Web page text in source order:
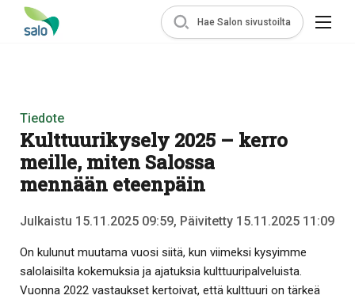
Hae Salon sivustoilta
Tiedote
Kulttuurikysely 2025 – kerro
meille, miten Salossa
mennään eteenpäin
Julkaistu 15.11.2025 09:59, Päivitetty 15.11.2025 11:09
On kulunut muutama vuosi siitä, kun viimeksi kysyimme
salolaisilta kokemuksia ja ajatuksia kulttuuripalveluista.
Vuonna 2022 vastaukset kertoivat, että kulttuuri on tärkeä